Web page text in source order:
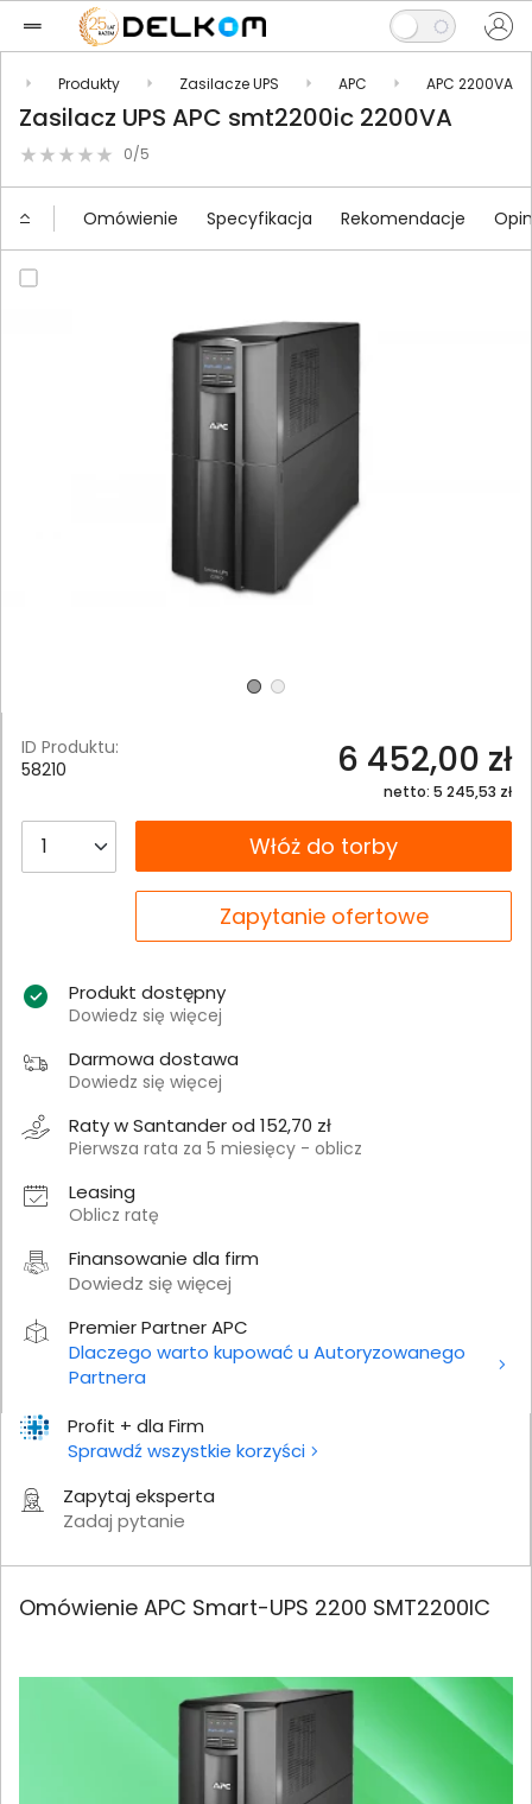
Produkty Zasilacze UPS APC APC 2200VA
Zasilacz UPS APC smt2200ic 2200VA
0/5
Omówienie Specyfikacja Rekomendacje
Profit + dla Firm
Sprawdź wszystkie korzyści
Zapytaj eksperta
Zadaj pytanie
ID Produktu:
58210
6 452,00 zł
netto: 5 245,53 zł
__B2C.PRODUCT.QUANTITYWłóż do torby
Zapytanie ofertowe
Produkt dostępny
Dowiedz się więcej
Darmowa dostawa
Dowiedz się więcej
Raty w Santander od 152,70 zł
Pierwsza rata za 5 miesięcy - oblicz
Leasing
Oblicz ratę
Finansowanie dla firm
Dowiedz się więcej
Premier Partner APC
Dlaczego warto kupować u Autoryzowanego
Partnera
Omówienie APC Smart-UPS 2200 SMT2200IC